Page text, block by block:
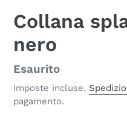
Collana
nero
Disponibilità
Esaurito
Imposte incluse.
pagamento.